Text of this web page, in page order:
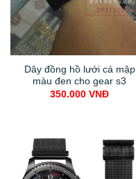
Dây đồng hồ lưới cá mập
màu đen cho gear s3
350.000 VNĐ